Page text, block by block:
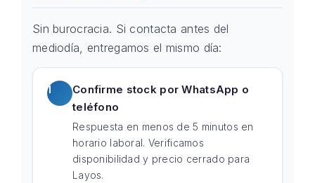
Sin burocracia. Si contacta antes del
mediodía, entregamos el mismo día:
1
Confirme stock por WhatsApp o
teléfono
Respuesta en menos de 5 minutos en
horario laboral. Verificamos
disponibilidad y precio cerrado para
Layos.